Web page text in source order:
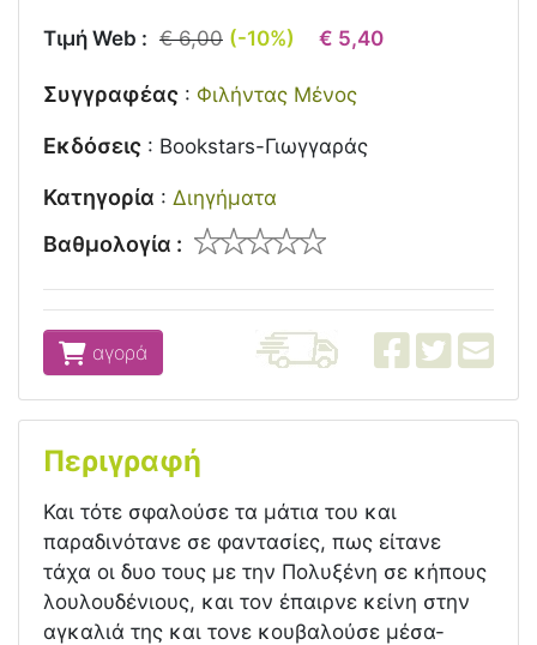
Τιμή Web : € 6,00 (-10%) € 5,40
Συγγραφέας : Φιλήντας Μένος
Εκδόσεις : Bookstars-Γιωγγαράς
Κατηγορία : Διηγήματα
Βαθμολογία :
αγορά
Περιγραφή
Και τότε σφαλούσε τα μάτια του και
παραδινότανε σε φαντασίες, πως είτανε
τάχα οι δυο τους με την Πολυξένη σε κήπους
λουλουδένιους, και τον έπαιρνε κείνη στην
αγκαλιά της και τονε κουβαλούσε μέσα-